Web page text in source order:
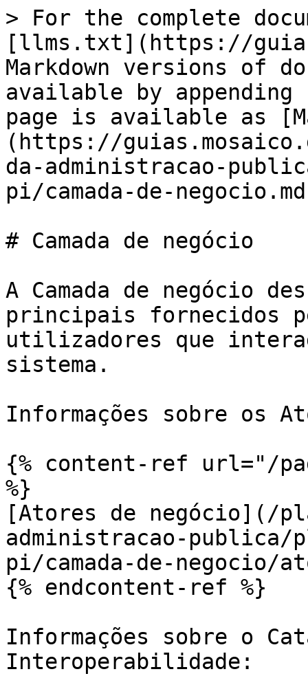
> For the complete
[llms.txt](https://
Markdown versions of
available by
page is available as
(https://
da-administracao-
pi/camada-de-
# Camada de negócio
A Camada de negócio
principais fornecidos
utilizadores que
sistema.
Informações sobre os
{% content-ref url="/
%}
[Atores de negócio](/
administracao-publica/
pi/camada-de-negocio/
{% endcontent-ref %}
Informações sobre o
Interoperabilidade: